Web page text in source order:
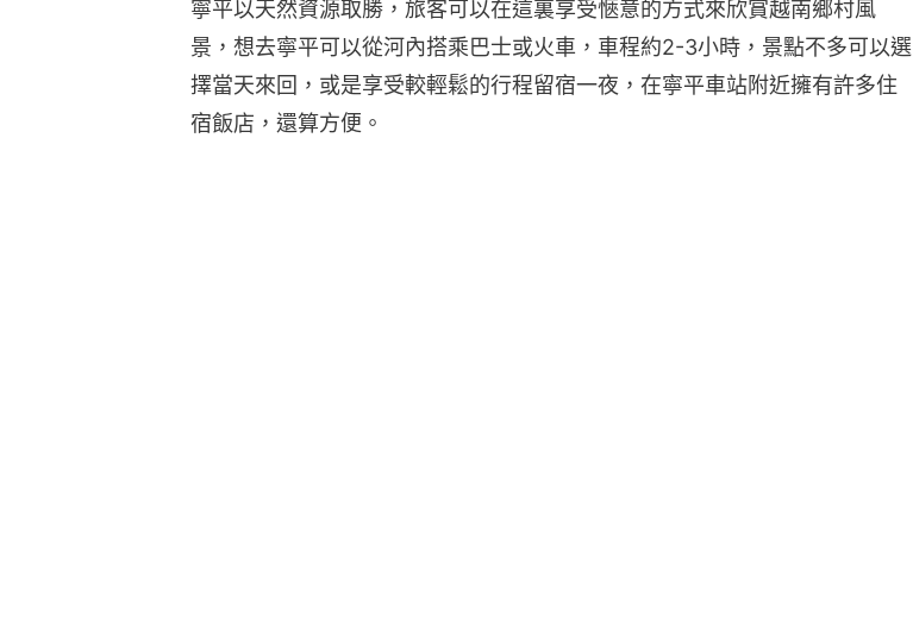
寧平以天然資源取勝，旅客可以在這裏享受愜意的方式來欣賞越南鄉村風
景，想去寧平可以從河內搭乘巴士或火車，車程約2-3小時，景點不多可以選
擇當天來回，或是享受較輕鬆的行程留宿一夜，在寧平車站附近擁有許多住
宿飯店，還算方便。